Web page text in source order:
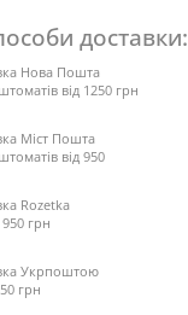
доставки:
Нова Пошта
від 1250 грн
Міст Пошта
від 950
Rozetka
грн
Укрпоштою
грн